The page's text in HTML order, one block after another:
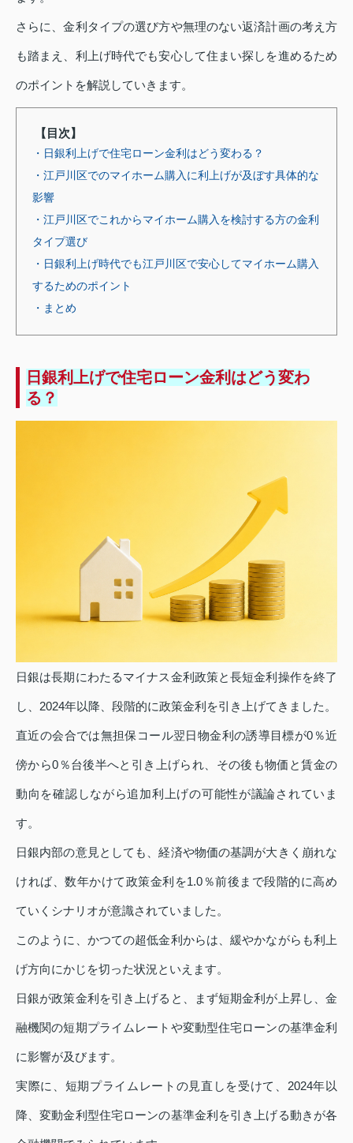
さらに、金利タイプの選び方や無理のない返済計画の考え方
も踏まえ、利上げ時代でも安心して住まい探しを進めるため
のポイントを解説していきます。
【目次】
・日銀利上げで住宅ローン金利はどう変わる？
・江戸川区でのマイホーム購入に利上げが及ぼす具体的な
影響
・江戸川区でこれからマイホーム購入を検討する方の金利
タイプ選び
・日銀利上げ時代でも江戸川区で安心してマイホーム購入
するためのポイント
・まとめ
日銀利上げで住宅ローン金利はどう変わ
る？
日銀は長期にわたるマイナス金利政策と長短金利操作を終了
し、2024年以降、段階的に政策金利を引き上げてきました。
直近の会合では無担保コール翌日物金利の誘導目標が0％近
傍から0％台後半へと引き上げられ、その後も物価と賃金の
動向を確認しながら追加利上げの可能性が議論されていま
す。
日銀内部の意見としても、経済や物価の基調が大きく崩れな
ければ、数年かけて政策金利を1.0％前後まで段階的に高め
ていくシナリオが意識されていました。
このように、かつての超低金利からは、緩やかながらも利上
げ方向にかじを切った状況といえます。
日銀が政策金利を引き上げると、まず短期金利が上昇し、金
融機関の短期プライムレートや変動型住宅ローンの基準金利
に影響が及びます。
実際に、短期プライムレートの見直しを受けて、2024年以
降、変動金利型住宅ローンの基準金利を引き上げる動きが各